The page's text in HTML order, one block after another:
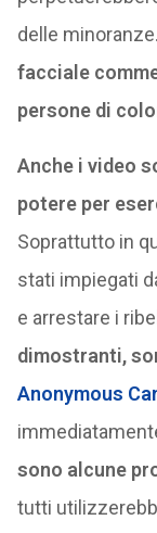
delle
facciale
persone di
Anche i video
potere per
Soprattutto in
stati impiegati
e arrestare i
dimostranti,
Anonymous
sono alcune
tutti